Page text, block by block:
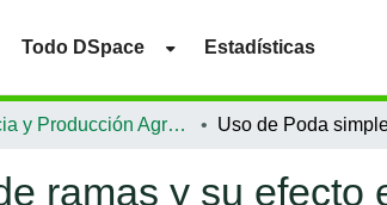
Todo DSpace Estadísticas
Ciencia y Producción Agropecuaria
ramas y su efecto